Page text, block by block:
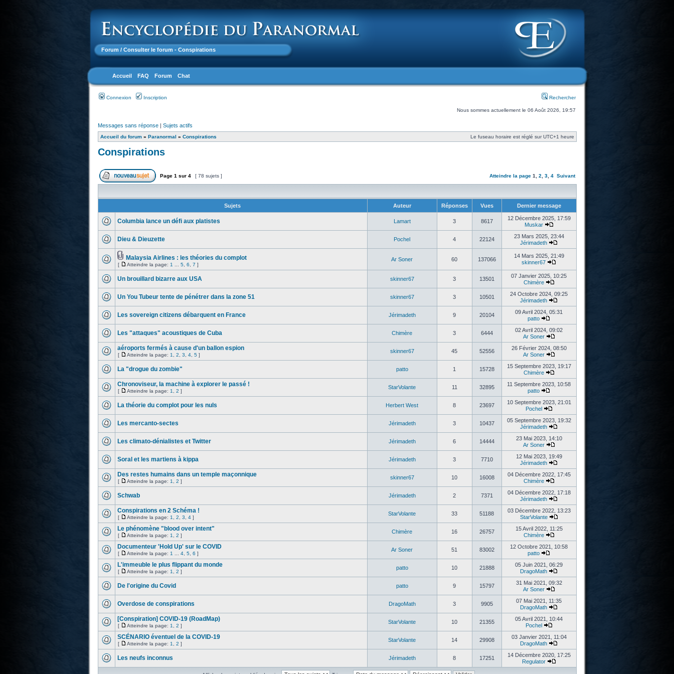
Forum / Consulter le forum - Conspirations
Accueil FAQ Forum Chat
Connexion Inscription Rechercher
Nous sommes actuellement le 06 Août 2026, 19:57
Messages sans réponse| Sujets actifs
Accueil du forum» Paranormal » Conspirations Le fuseau horaire est réglé sur UTC+1 heure
Conspirations
Page 1 sur 4 [ 78 sujets ] Atteindre la page 1 2 3, 4 Suivant
Sujets Auteur Réponses Vues Dernier message
Columbia lance un défi aux platistes Lamart 3 8617
12 Décembre 2025, 17:59
Muskar
Dieu & Dieuzette Pochel 4 22124
23 Mars 2025, 23:44
Jérimadeth
Malaysia Airlines : les théories du complot
[ Atteindre la page: 1 5, 6 7 ]
Ar Soner 60 137066
14 Mars 2025, 21:49
skinner67
Un brouillard bizarre aux USA skinner67 3 13501
07 Janvier 2025, 10:25
Chimère
Un You Tubeur tente de pénétrer dans la zone 51 skinner67 3 10501
24 Octobre 2024, 09:25
Jérimadeth
Les sovereign citizens débarquent en France Jérimadeth 9 20104
09 Avril 2024, 05:31
patto
Les "attaques" acoustiques de Cuba Chimère 3 6444
02 Avril 2024, 09:02
Ar Soner
aéroports fermés à cause d'un ballon espion
[ Atteindre la page: 1 2 3 4, 5]
skinner67 45 52556
26 Février 2024, 08:50
Ar Soner
La "drogue du zombie" patto 1 15728
15 Septembre 2023, 19:17
Chimère
Chronoviseur, la machine à explorer le passé !
[ Atteindre la page: 1 2 ]
StarVolante 11 32895
11 Septembre 2023, 10:58
patto
La théorie du complot pour les nuls Herbert West 8 23697
10 Septembre 2023, 21:01
Pochel
Les mercanto-sectes Jérimadeth 3 10437
05 Septembre 2023, 19:32
Jérimadeth
Les climato-dénialistes et Twitter Jérimadeth 6 14444
23 Mai 2023, 14:10
Ar Soner
Soral et les martiens à kippa Jérimadeth 3 7710
12 Mai 2023, 19:49
Jérimadeth
Des restes humains dans un temple maçonnique
[ Atteindre la page: 1 2 ]
skinner67 10 16008
04 Décembre 2022, 17:45
Chimère
Schwab Jérimadeth 2 7371
04 Décembre 2022, 17:18
Jérimadeth
Conspirations en 2 Schéma !
[ Atteindre la page: 1 2 3 4]
StarVolante 33 51188
03 Décembre 2022, 13:23
StarVolante
Le phénomène "blood over intent"
[ Atteindre la page: 1 2 ]
Chimère 16 26757
15 Avril 2022, 11:25
Chimère
Documenteur 'Hold Up' sur le COVID
[ Atteindre la page: 1 4, 5, 6 ]
Ar Soner 51 83002
12 Octobre 2021, 10:58
patto
L'immeuble le plus flippant du monde
[ Atteindre la page: 1 2 ]
patto 10 21888
05 Juin 2021, 06:29
DragoMath
De l'origine du Covid patto 9 15797
31 Mai 2021, 09:32
Ar Soner
Overdose de conspirations DragoMath 3 9905
07 Mai 2021, 11:35
DragoMath
[Conspiration] COVID-19 (RoadMap)
[ Atteindre la page: 1 2 ]
StarVolante 10 21355
05 Avril 2021, 10:44
Pochel
SCÉNARIO éventuel de la COVID-19
[ Atteindre la page: 1 2 ]
StarVolante 14 29908
03 Janvier 2021, 11:04
DragoMath
Les neufs inconnus Jérimadeth 8 17251
14 Décembre 2020, 17:25
Regulator